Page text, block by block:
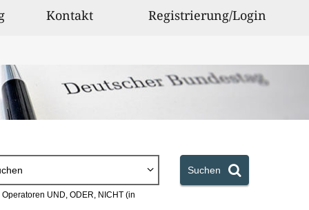
Kontakt Registrierung/Login
Suchen
UND, ODER, NICHT (in